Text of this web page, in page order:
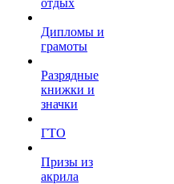
отдых
Дипломы и
грамоты
Разрядные
книжки и
значки
ГТО
Призы из
акрила